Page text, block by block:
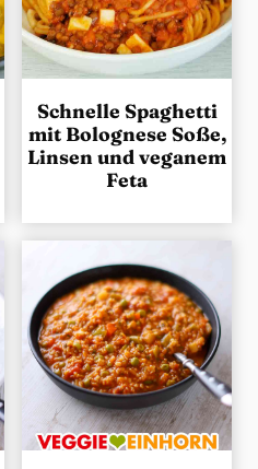
Schnelle Spaghetti
mit Bolognese Soße,
Linsen und veganem
Feta